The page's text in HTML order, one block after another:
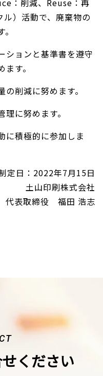
：削減、Reuse：再
）活動で、廃棄物の
ションと基準書を遵守
す。
削減に努めます。
に努めます。
に積極的に参加しま
定日：2022年7月15日
土山印刷株式会社
代表取締役 福田 浩志
ください